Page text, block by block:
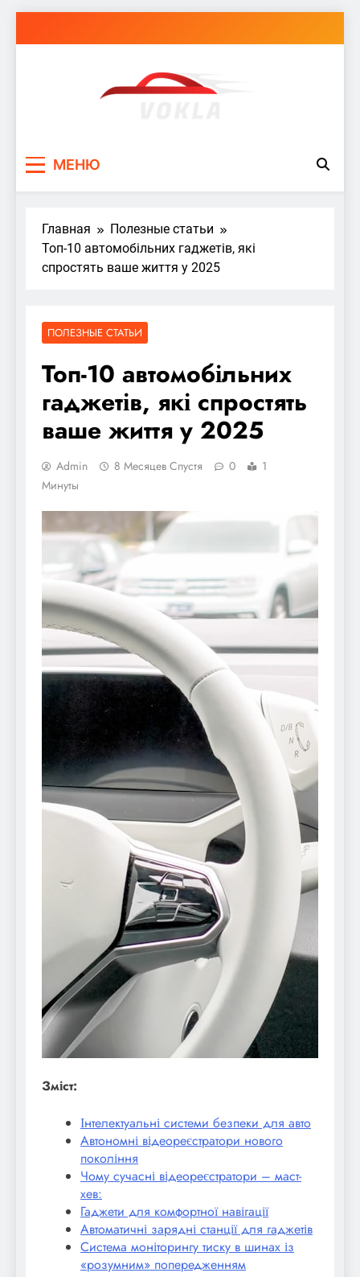
МЕНЮ
Главная
Полезные статьи
Топ-10 автомобільних гаджетів, які
спростять ваше життя у 2025
ПОЛЕЗНЫЕ СТАТЬИ
Топ-10 автомобільних
гаджетів, які спростять
ваше життя у 2025
Admin 8 Месяцев Спустя 0
1
Минуты
Зміст:
Інтелектуальні системи безпеки для авто
Автономні відеореєстратори нового
покоління
Чому сучасні відеореєстратори – маст-
хев:
Гаджети для комфортної навігації
Автоматичні зарядні станції для гаджетів
Система моніторингу тиску в шинах із
«розумним» попередженням